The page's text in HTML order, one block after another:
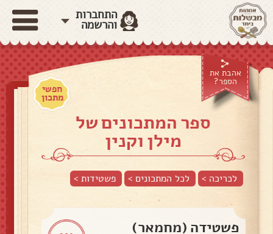
התחברות
והרשמה
אהבת את
הספר?
חפשי
מתכון
ספר המתכונים של
מילן וקנין
לכריכה > לכל המתכונים > פשטידות>
פשטידה (מחמאר)